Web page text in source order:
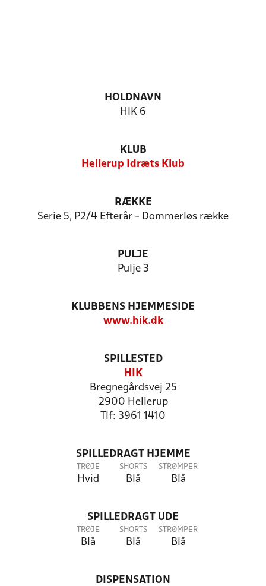
HOLDNAVN
HIK 6
KLUB
Hellerup Idræts Klub
RÆKKE
Serie 5, P2/4 Efterår - Dommerløs række
PULJE
Pulje 3
KLUBBENS HJEMMESIDE
www.hik.dk
SPILLESTED
HIK
Bregnegårdsvej 25
2900 Hellerup
Tlf: 3961 1410
SPILLEDRAGT HJEMME
TRØJE
Hvid
SHORTS
Blå
STRØMPER
Blå
SPILLEDRAGT UDE
TRØJE
Blå
SHORTS
Blå
STRØMPER
Blå
DISPENSATION